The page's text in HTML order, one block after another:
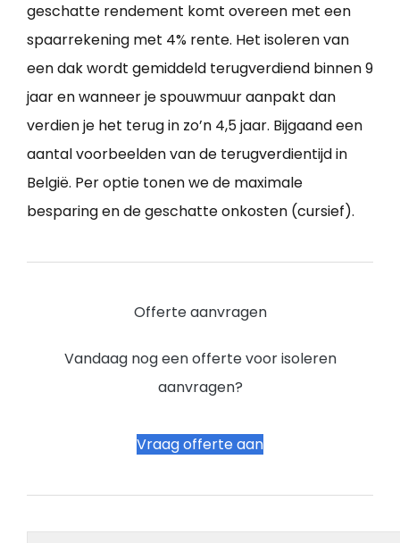
geschatte rendement komt overeen met een
spaarrekening met 4% rente. Het isoleren van
een dak wordt gemiddeld terugverdiend binnen 9
jaar en wanneer je spouwmuur aanpakt dan
verdien je het terug in zo’n 4,5 jaar. Bijgaand een
aantal voorbeelden van de terugverdientijd in
België. Per optie tonen we de maximale
besparing en de geschatte onkosten (cursief).
Offerte aanvragen
Vandaag nog een offerte voor isoleren
aanvragen?
Vraag offerte aan